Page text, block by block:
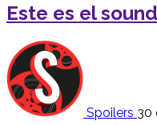
Este es el
Spoilers 30